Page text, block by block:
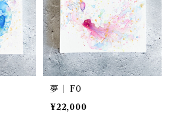
夢｜ F0
¥22,000